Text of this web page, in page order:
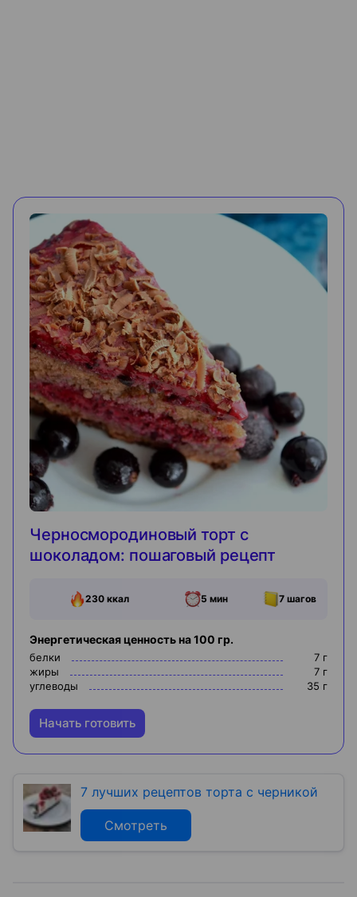
Черносмородиновый торт с
шоколадом: пошаговый рецепт
230ккал 5 мин 7 шагов
Энергетическая ценность на 100 гр.
белки 7 г
жиры
7 г
углеводы
35 г
Начать готовить
7 лучших рецептов торта с черникой
Смотреть